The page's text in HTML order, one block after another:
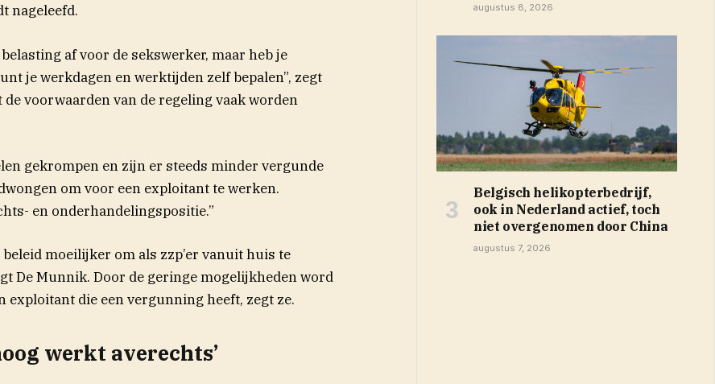
nageleefd.
af voor de sekswerker, maar heb je
je werkdagen en werktijden zelf bepalen”, zegt
voorwaarden van de regeling vaak worden
gekrompen en zijn er steeds minder vergunde
om voor een exploitant te werken.
en onderhandelingspositie.”
moeilijker om als zzp’er vanuit huis te
De Munnik. Door de geringe mogelijkheden word
exploitant die een vergunning heeft, zegt ze.
werkt averechts’
augustus 8, 2026
Belgisch helikopterbedrijf,
ook in Nederland actief, toch
niet overgenomen door China
augustus 7, 2026